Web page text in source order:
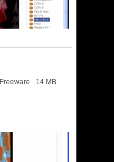
Freeware 14 MB